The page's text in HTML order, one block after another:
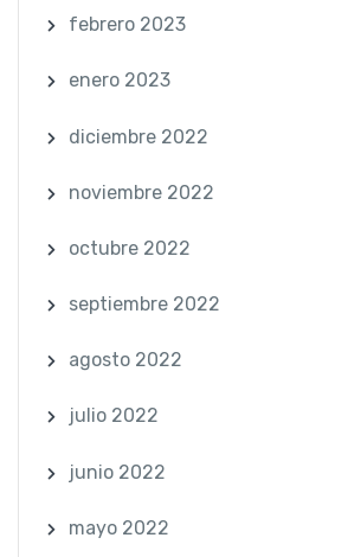
febrero 2023
enero 2023
diciembre 2022
noviembre 2022
octubre 2022
septiembre 2022
agosto 2022
julio 2022
junio 2022
mayo 2022